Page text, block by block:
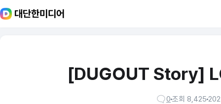
대단한미디어
[ DUGOUT Story]
0 조회 8,425